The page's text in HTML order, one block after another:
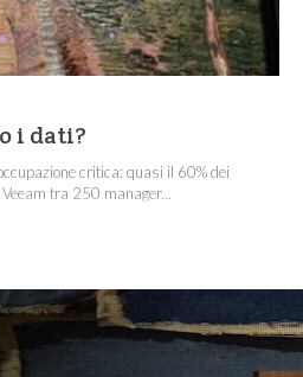
i dati?
critica: quasi il 60% dei
tra 250 manager...